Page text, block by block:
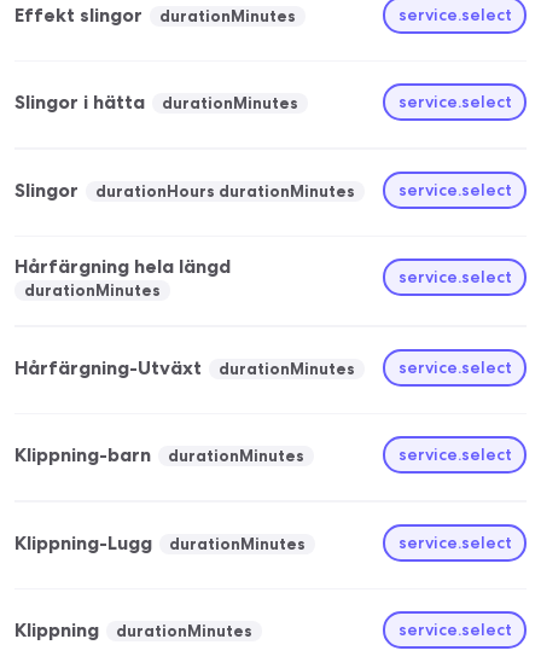
Effekt slingor durationMinutes service.select
Slingor i hätta durationMinutes service.select
Slingor durationHours durationMinutes service.select
Hårfärgning hela längd
durationMinutes
service.select
Hårfärgning-Utväxt durationMinutes service.select
Klippning-barn durationMinutes service.select
Klippning-Lugg durationMinutes service.select
Klippning durationMinutes service.select